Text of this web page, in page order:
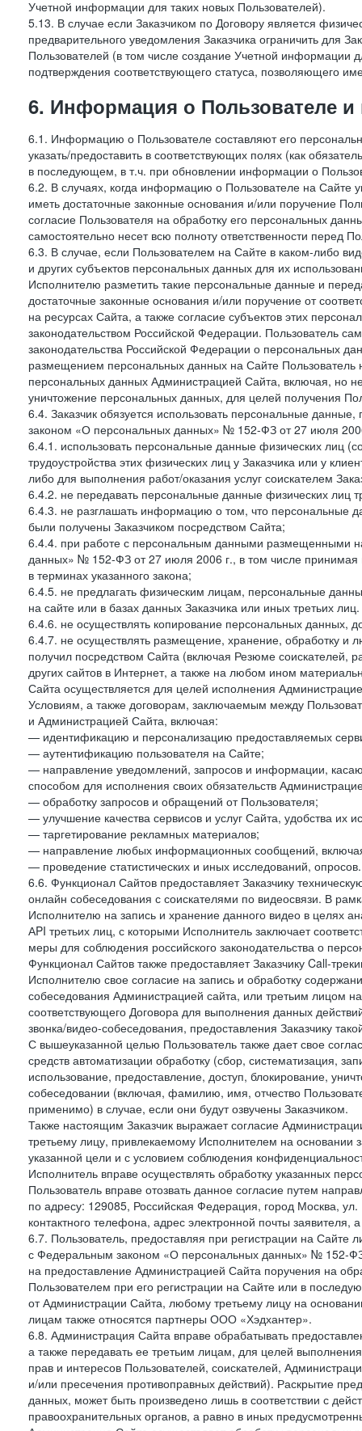
Учетной информации для таких новых Пользователей).
5.13. В случае если Заказчиком по Договору является
предварительного уведомления Заказчика ограничить для
Пользователей (в том числе создание Учетной информации
подтверждения соответствующего статуса, позволяющего
6. Информация о Пользователе
6.1. Информацию о Пользователе составляют его
указать/предоставить в соответствующих полях (как
в последующем, в т.ч. при обновлении информации о
6.2. В случаях, когда информацию о Пользователе на Сайте
иметь достаточные законные основания и/или поручение
согласие Пользователя на обработку его персональных
самостоятельно несет всю полноту ответственности перед
6.3. В случае, если Пользователем на Сайте в каком-либо
и других субъектов персональных данных для их
Исполнителю разметить такие персональные данные и
достаточные законные основания и/или поручение от
на ресурсах Сайта, а также согласие субъектов этих
законодательством Российской Федерации. Пользователь
законодательства Российской Федерации о персональных
размещением персональных данных на Сайте Пользователь
персональных данных Администрацией Сайта, включая, но
уничтожение персональных данных, для целей получения
6.4. Заказчик обязуется использовать персональные
законом «О персональных данных» № 152-ФЗ от 27 июля
6.4.1. использовать персональные данные физических лиц
трудоустройства этих физических лиц у Заказчика или у
либо для выполнения работ/оказания услуг соискателем
6.4.2. не передавать персональные данные физических лиц
6.4.3. не разглашать информацию о том, что персональные
были получены Заказчиком посредством Сайта;
6.4.4. при работе с персональным данными размещенными
данных» № 152-ФЗ от 27 июля 2006 г., в том числе принимая
в терминах указанного закона;
6.4.5. не предлагать физическим лицам, персональные
на сайте или в базах данных Заказчика или иных третьих лиц.
6.4.6. не осуществлять копирование персональных данных,
6.4.7. не осуществлять размещение, хранение, обработку и
получил посредством Сайта (включая Резюме
других сайтов в Интернет, а также на любом ином
Сайта осуществляется для целей исполнения
Условиям, а также договорам, заключаемым между
и Администрацией Сайта, включая:
— идентификацию и персонализацию предоставляемых
— аутентификацию пользователя на Сайте;
— направление уведомлений, запросов и информации,
способом для исполнения своих обязательств
— обработку запросов и обращений от Пользователя;
— улучшение качества сервисов и услуг Сайта, удобства их
— таргетирование рекламных материалов;
— направление любых информационных сообщений,
— проведение статистических и иных исследований, опросов.
6.6. Функционал Сайтов предоставляет Заказчику
онлайн собеседования с соискателями по видеосвязи. В
Исполнителю на запись и хранение данного видео в целях
АPI третьих лиц, с которыми Исполнитель заключает
меры для соблюдения российского законодательства о
Функционал Сайтов также предоставляет Заказчику Call-
Исполнителю свое согласие на запись и обработку
собеседования Администрацией сайта, или третьим лицом
соответствующего Договора для выполнения данных
звонка/видео-собеседования, предоставления Заказчику
С вышеуказанной целью Пользователь также дает свое
средств автоматизации обработку (сбор, систематизация,
использование, предоставление, доступ, блокирование,
собеседовании (включая, фамилию, имя, отчество
применимо) в случае, если они будут озвучены Заказчиком.
Также настоящим Заказчик выражает согласие
третьему лицу, привлекаемому Исполнителем на основании
указанной цели и с условием соблюдения
Исполнитель вправе осуществлять обработку указанных
Пользователь вправе отозвать данное согласие путем
по адресу: 129085, Российская Федерация, город Москва,
контактного телефона, адрес электронной почты
6.7. Пользователь, предоставляя при регистрации на
с Федеральным законом «О персональных данных» № 152-
на предоставление Администрацией Сайта поручения на
Пользователем при его регистрации на Сайте или в
от Администрации Сайта, любому третьему лицу на
лицам также относятся партнеры ООО «Хэдхантер».
6.8. Администрация Сайта вправе обрабатывать
а также передавать ее третьим лицам, для целей
прав и интересов Пользователей, соискателей,
и/или пресечения противоправных действий). Раскрытие
данных, может быть произведено лишь в соответствии с
правоохранительных органов, а равно в иных